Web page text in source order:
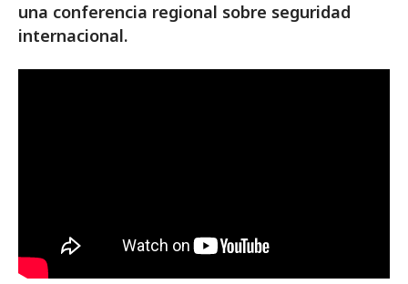
una conferencia regional sobre seguridad
internacional.